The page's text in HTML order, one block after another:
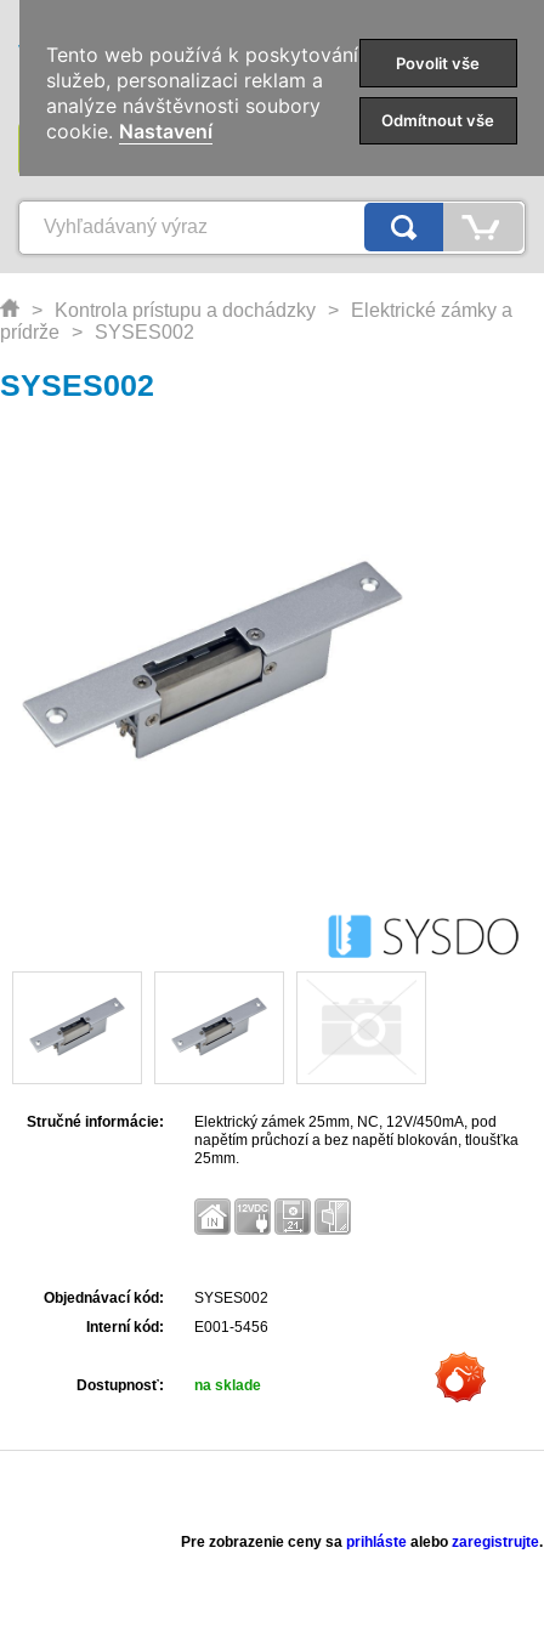
KATEGÓRIE
> Kontrola prístupu a dochádzky >
Elektrické zámky a
prídrže
> SYSES002
SYSES002
Stručné informácie:
Elektrický zámek 25mm, NC, 12V/450mA, pod
napětím průchozí a bez napětí blokován, tloušťka
25mm.
Objednávací kód:
SYSES002
Interní kód:
E001-5456
Dostupnosť: na sklade
Pre zobrazenie ceny sa prihláste alebo zaregistrujte.
Tento web používá k poskytování
služeb, personalizaci reklam a
analýze návštěvnosti soubory
cookie. Nastavení
Povolit vše
Odmítnout vše